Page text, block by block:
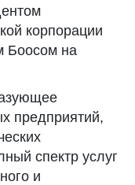
корпорации
Боосом на
предприятий,
спектр услуг
и